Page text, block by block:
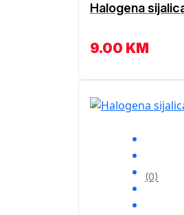
Halogena
9.00 KM
(0)